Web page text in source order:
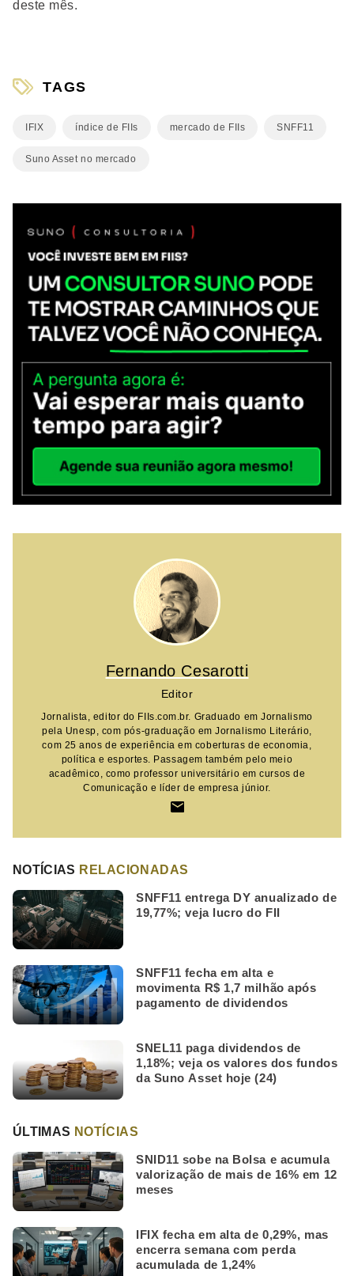
deste mês.
TAGS
IFIX índice de FIIs mercado de FIIs SNFF11
Suno Asset no mercado
Fernando Cesarotti
Editor
Jornalista, editor do FIIs.com.br. Graduado em Jornalismo
pela Unesp, com pós-graduação em Jornalismo Literário,
com 25 anos de experiência em coberturas de economia,
política e esportes. Passagem também pelo meio
acadêmico, como professor universitário em cursos de
Comunicação e líder de empresa júnior.
NOTÍCIAS RELACIONADAS
SNFF11 entrega DY anualizado de
19,77%; veja lucro do FII
SNFF11 fecha em alta e
movimenta R$ 1,7 milhão após
pagamento de dividendos
SNEL11 paga dividendos de
1,18%; veja os valores dos fundos
da Suno Asset hoje (24)
ÚLTIMAS NOTÍCIAS
SNID11 sobe na Bolsa e acumula
valorização de mais de 16% em 12
meses
IFIX fecha em alta de 0,29%, mas
encerra semana com perda
acumulada de 1,24%